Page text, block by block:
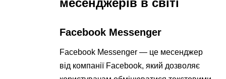
месенджерів в світі
Facebook Messenger
Facebook Messenger — це месенджер
від компанії Facebook, який дозволяє